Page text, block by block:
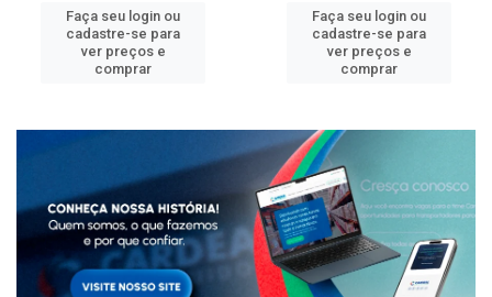
Faça seu login ou
cadastre-se para
ver preços e
comprar
Faça seu login ou
cadastre-se para
ver preços e
comprar